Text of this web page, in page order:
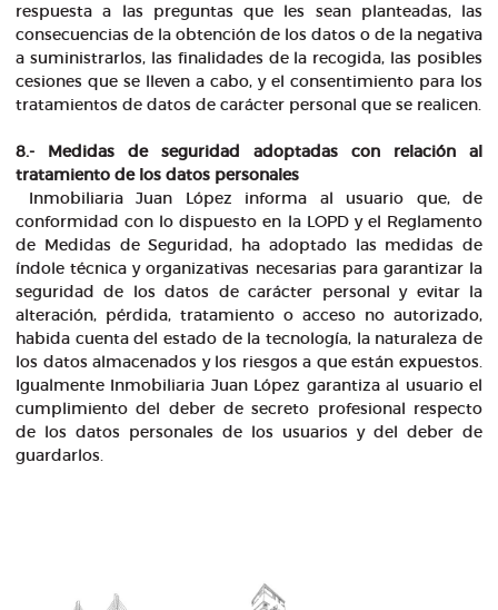
respuesta a las preguntas que les sean planteadas, las
consecuencias de la obtención de los datos o de la negativa
a suministrarlos, las finalidades de la recogida, las posibles
cesiones que se lleven a cabo, y el consentimiento para los
tratamientos de datos de carácter personal que se realicen.
8.- Medidas de seguridad adoptadas con relación al
tratamiento de los datos personales
Inmobiliaria Juan López informa al usuario que, de
conformidad con lo dispuesto en la LOPD y el Reglamento
de Medidas de Seguridad, ha adoptado las medidas de
índole técnica y organizativas necesarias para garantizar la
seguridad de los datos de carácter personal y evitar la
alteración, pérdida, tratamiento o acceso no autorizado,
habida cuenta del estado de la tecnología, la naturaleza de
los datos almacenados y los riesgos a que están expuestos.
Igualmente Inmobiliaria Juan López garantiza al usuario el
cumplimiento del deber de secreto profesional respecto
de los datos personales de los usuarios y del deber de
guardarlos.